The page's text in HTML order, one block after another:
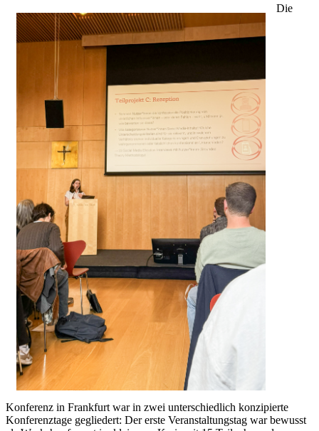
Die
Konferenz in Frankfurt war in zwei unterschiedlich konzipierte
Konferenztage gegliedert: Der erste Veranstaltungstag war bewusst